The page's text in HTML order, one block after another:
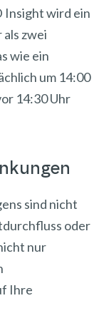
Insight wird ein
zwei
wie ein
um 14:00
14:30 Uhr
sind nicht
oder
nur
Ihre